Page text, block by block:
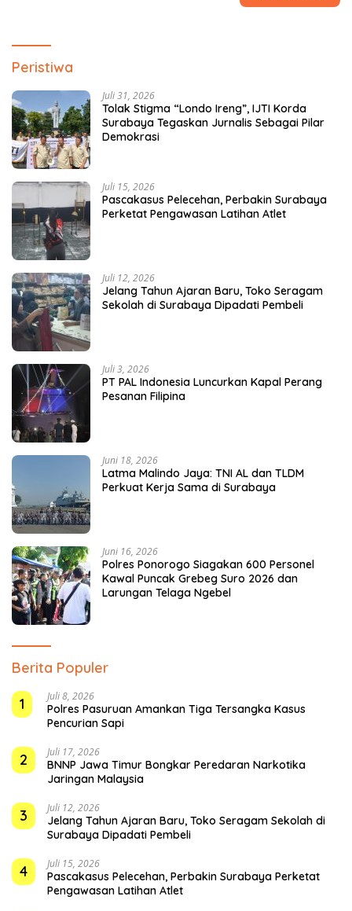
Peristiwa
Juli 31, 2026
Tolak Stigma “Londo Ireng”, IJTI Korda
Surabaya Tegaskan Jurnalis Sebagai Pilar
Demokrasi
Juli 15, 2026
Pascakasus Pelecehan, Perbakin Surabaya
Perketat Pengawasan Latihan Atlet
Juli 12, 2026
Jelang Tahun Ajaran Baru, Toko Seragam
Sekolah di Surabaya Dipadati Pembeli
Juli 3, 2026
PT PAL Indonesia Luncurkan Kapal Perang
Pesanan Filipina
Juni 18, 2026
Latma Malindo Jaya: TNI AL dan TLDM
Perkuat Kerja Sama di Surabaya
Juni 16, 2026
Polres Ponorogo Siagakan 600 Personel
Kawal Puncak Grebeg Suro 2026 dan
Larungan Telaga Ngebel
Berita Populer
1
Juli 8, 2026
Polres Pasuruan Amankan Tiga Tersangka Kasus
Pencurian Sapi
2 Juli 17, 2026
BNNP Jawa Timur Bongkar Peredaran Narkotika
Jaringan Malaysia
3 Juli 12, 2026
Jelang Tahun Ajaran Baru, Toko Seragam Sekolah di
Surabaya Dipadati Pembeli
4 Juli 15, 2026
Pascakasus Pelecehan, Perbakin Surabaya Perketat
Pengawasan Latihan Atlet